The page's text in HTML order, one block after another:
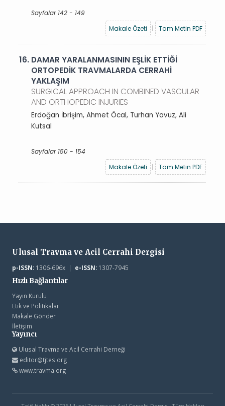
Sayfalar 142 - 149
Makale Özeti
| Tam Metin PDF
16. DAMAR YARALANMASININ EŞLİK ETTİĞİ
ORTOPEDİK TRAVMALARDA CERRAHİ
YAKLAŞIM
SURGICAL APPROACH IN COMBINED VASCULAR
AND ORTHOPEDIC INJURIES
Erdoğan İbrişim, Ahmet Öcal, Turhan Yavuz, Ali
Kutsal
Sayfalar 150 - 154
Makale Özeti
| Tam Metin PDF
Ulusal Travma ve Acil Cerrahi Dergisi
p-ISSN:1306-696x | e-ISSN:1307-7945
Hızlı Bağlantılar
Yayın Kurulu
Etik ve Politikalar
Makale Gönder
İletişim
Yayıncı
Ulusal Travma ve Acil Cerrahi Derneği
editor@tjtes.org
www.travma.org